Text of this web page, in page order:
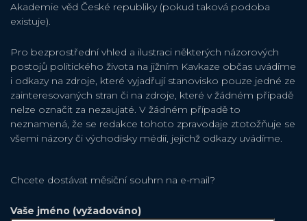
Akademie věd České republiky (pokud taková podoba
existuje).
Pro bezprostřední vhled a ilustraci některých názorových
postojů politického života na jižním Kavkaze občas uvádíme
i odkazy na zdroje, které vyjadřují stanovisko pouze jedné ze
zainteresovaných stran či na zdroje, které v žádném případě
nelze označit za nezaujaté. V žádném případě to
neznamená, že se redakce tohoto zpravodaje ztotožňuje se
všemi názory či východisky médií, jejichž odkazy uvádíme.
Chcete dostávat měsiční souhrn na e-mail?
Vaše jméno (vyžadováno)